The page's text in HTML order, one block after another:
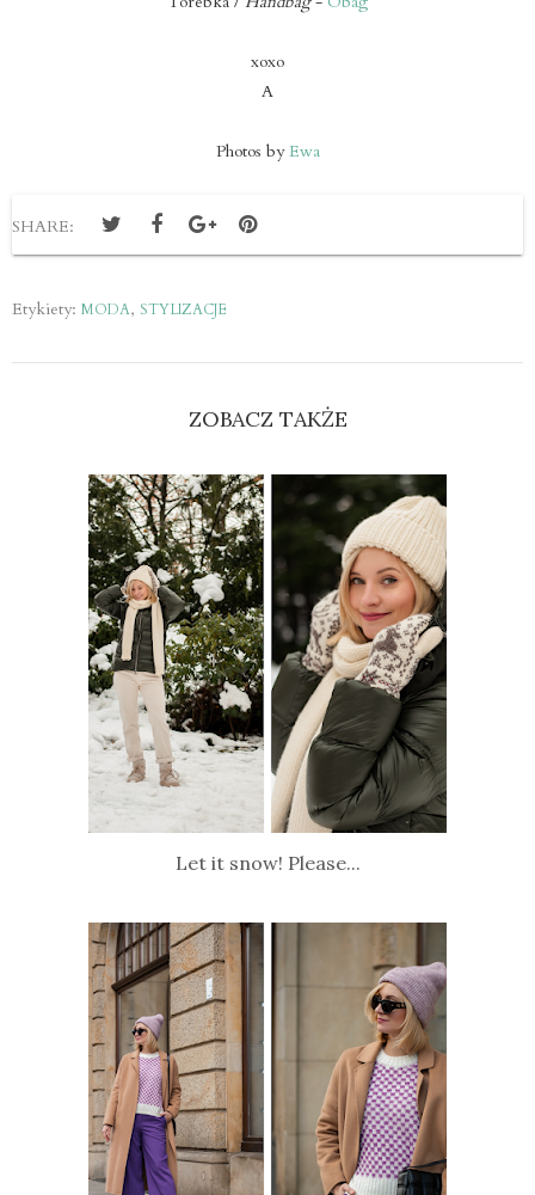
xoxo
A
Photos byEwa
SHARE:
Etykiety: MODA, STYLIZACJE
ZOBACZ TAKŻE
Let it snow! Please...